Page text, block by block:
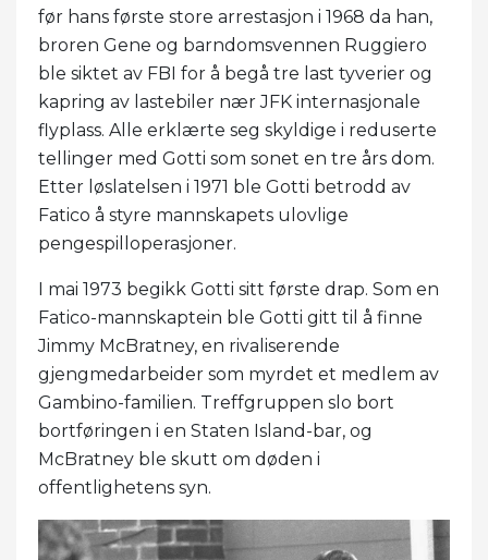
før hans første store arrestasjon i 1968 da han,
broren Gene og barndomsvennen Ruggiero
ble siktet av FBI for å begå tre last tyverier og
kapring av lastebiler nær JFK internasjonale
flyplass. Alle erklærte seg skyldige i reduserte
tellinger med Gotti som sonet en tre års dom.
Etter løslatelsen i 1971 ble Gotti betrodd av
Fatico å styre mannskapets ulovlige
pengespilloperasjoner.
I mai 1973 begikk Gotti sitt første drap. Som en
Fatico-mannskaptein ble Gotti gitt til å finne
Jimmy McBratney, en rivaliserende
gjengmedarbeider som myrdet et medlem av
Gambino-familien. Treffgruppen slo bort
bortføringen i en Staten Island-bar, og
McBratney ble skutt om døden i
offentlighetens syn.